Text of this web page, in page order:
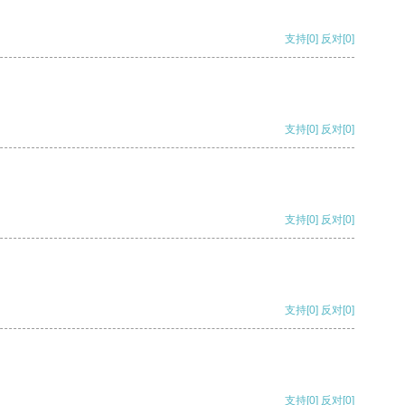
支持[0] 反对[0]
支持[0] 反对[0]
支持[0] 反对[0]
支持[0] 反对[0]
支持[0] 反对[0]